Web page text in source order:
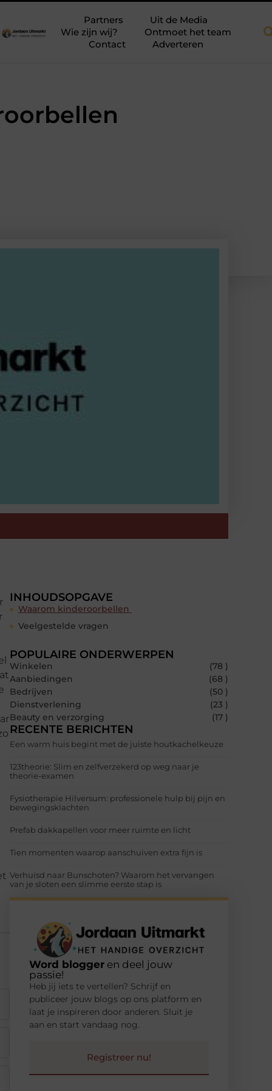
Partners
Uit de Media
Wie zijn wij?
Ontmoet het team
Contact
Adverteren
INHOUDSOPGAVE
Waarom kinderoorbellen
Veelgestelde vragen
POPULAIRE ONDERWERPEN
Winkelen
(78 )
Aanbiedingen
(68 )
Bedrijven
(50 )
Dienstverlening
(23 )
Beauty en verzorging
(17 )
RECENTE BERICHTEN
Een warm huis begint met de juiste houtkachelkeuze
123theorie: Slim en zelfverzekerd op weg naar je
theorie-examen
Fysiotherapie Hilversum: professionele hulp bij pijn en
bewegingsklachten
Prefab dakkapellen voor meer ruimte en licht
Tien momenten waarop aanschuiven extra fijn is
Verhuisd naar Bunschoten? Waarom het vervangen
van je sloten een slimme eerste stap is
Word blogger en deel jouw
passie!
Heb jij iets te vertellen? Schrijf en
publiceer jouw blogs op ons platform en
laat je inspireren door anderen. Sluit je
aan en start vandaag nog.
Registreer nu!